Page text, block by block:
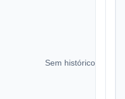
Sem histórico de